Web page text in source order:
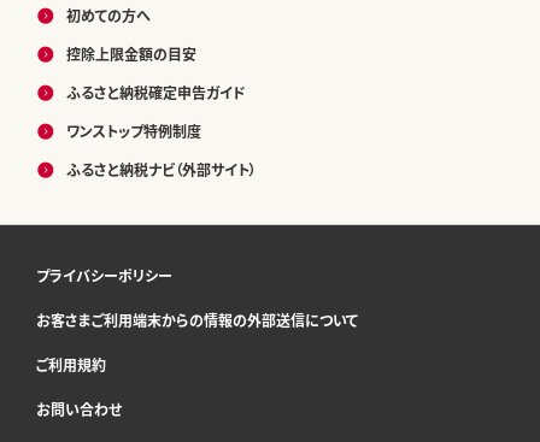
初めての方へ
控除上限金額の目安
ふるさと納税確定申告ガイド
ワンストップ特例制度
ふるさと納税ナビ（外部サイト）
プライバシーポリシー
お客さまご利用端末からの情報の外部送信について
ご利用規約
お問い合わせ